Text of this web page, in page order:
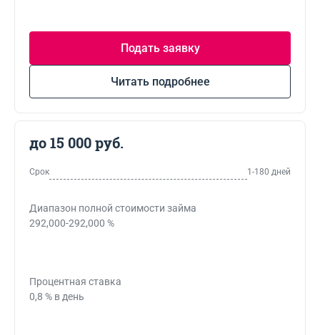
Подать заявку
Читать подробнее
до 15 000 руб.
Срок 1-180 дней
Диапазон полной стоимости займа
292,000-292,000 %
Процентная ставка
0,8 % в день